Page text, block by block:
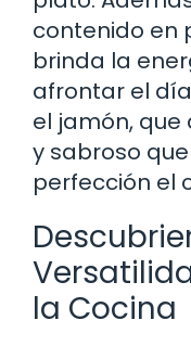
contenido en
brinda la
afrontar el
el jamón,
y sabroso
perfección el
la Cocina